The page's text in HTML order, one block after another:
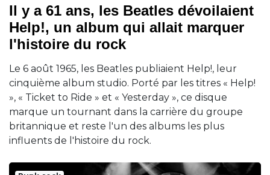
Il y a 61 ans, les Beatles dévoilaient
Help!, un album qui allait marquer
l'histoire du rock
Le 6 août 1965, les Beatles publiaient Help!, leur
cinquième album studio. Porté par les titres « Help!
», « Ticket to Ride » et « Yesterday », ce disque
marque un tournant dans la carrière du groupe
britannique et reste l'un des albums les plus
influents de l'histoire du rock.